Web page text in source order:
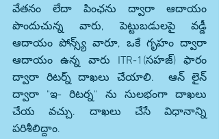
వేతనం లేదా పింఛను ద్వారా ఆదాయం
పొందుచున్న వారు, పెట్టుబడులపై వడ్డీ
ఆదాయం పోన్స్య్ వారూ, ఒకే గృహం ద్వారా
ఆదాయం ఉన్న వారు ITR-1(సహజ్) ఫారం
ద్వారా రిటర్న్ దాఖలు చేయాలి.  ఆన్ లైన్
ద్వారా "ఇ- రిటర్న" ను సులభంగా దాఖలు
చేయ వచ్చు. దాఖలు చేసే విధానాన్ని
పరిశీలిద్దాం.